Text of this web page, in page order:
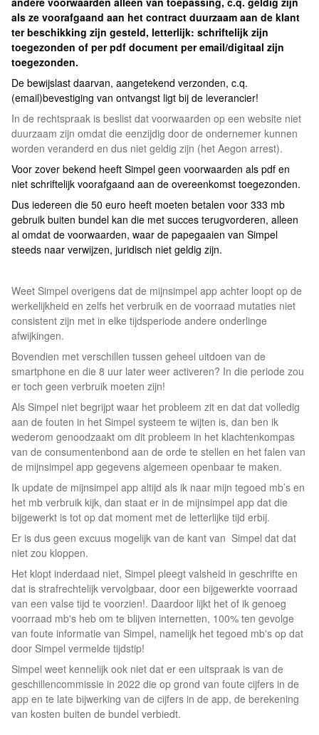
als ze voorafgaand aan het contract duurzaam aan de klant
ter beschikking zijn gesteld, letterlijk: schriftelijk zijn
toegezonden of per pdf document per email/digitaal zijn
toegezonden.
De bewijslast daarvan, aangetekend verzonden, c.q.
(email)bevestiging van ontvangst ligt bij de leverancier!
In de rechtspraak is beslist dat voorwaarden op een website niet
duurzaam zijn omdat die eenzijdig door de ondernemer kunnen
worden veranderd en dus niet geldig zijn (het Aegon arrest).
Voor zover bekend heeft Simpel geen voorwaarden als pdf en
niet schriftelijk voorafgaand aan de overeenkomst toegezonden.
Dus iedereen die 50 euro heeft moeten betalen voor 333 mb
gebruik buiten bundel kan die met succes terugvorderen, alleen
al omdat de voorwaarden, waar de papegaaien van Simpel
steeds naar verwijzen, juridisch niet geldig zijn.
Weet Simpel overigens dat de mijnsimpel app achter loopt op de
werkelijkheid en zelfs het verbruik en de voorraad mutaties niet
consistent zijn met in elke tijdsperiode andere onderlinge
afwijkingen.
Bovendien met verschillen tussen geheel uitdoen van de
smartphone en die 8 uur later weer activeren? In die periode zou
er toch geen verbruik moeten zijn!
Als Simpel niet begrijpt waar het probleem zit en dat dat volledig
aan de fouten in het Simpel systeem te wijten is, dan ben ik
wederom genoodzaakt om dit probleem in het klachtenkompas
van de consumentenbond aan de orde te stellen en het falen van
de mijnsimpel app gegevens algemeen openbaar te maken.
Ik update de mijnsimpel app altijd als ik naar mijn tegoed mb’s en
het mb verbruik kijk, dan staat er in de mijnsimpel app dat die
bijgewerkt is tot op dat moment met de letterlijke tijd erbij.
Er is dus geen excuus mogelijk van de kant van Simpel dat dat
niet zou kloppen.
Het klopt inderdaad niet, Simpel pleegt valsheid in geschrifte en
dat is strafrechtelijk vervolgbaar, door een bijgewerkte voorraad
van een valse tijd te voorzien!. Daardoor lijkt het of ik genoeg
voorraad mb's heb om te blijven internetten, 100% ten gevolge
van foute informatie van Simpel, namelijk het tegoed mb's op dat
door Simpel vermelde tijdstip!
Simpel weet kennelijk ook niet dat er een uitspraak is van de
geschillencommissie in 2022 die op grond van foute cijfers in de
app en te late bijwerking van de cijfers in de app, de berekening
van kosten buiten de bundel verbiedt.